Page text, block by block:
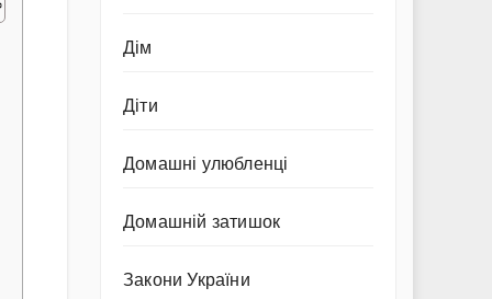
Дім
Діти
Домашні улюбленці
Домашній затишок
Закони України